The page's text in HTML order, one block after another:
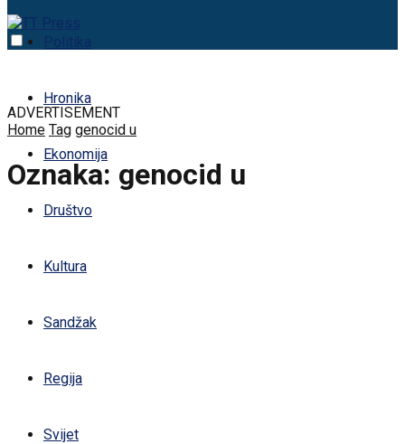
Politika
Hronika
Ekonomija
Društvo
Kultura
Sandžak
Regija
Svijet
ADVERTISEMENT
Home Tag genocid u
Oznaka: genocid u